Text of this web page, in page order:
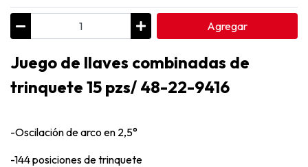
Agregar
Juego de llaves combinadas de
trinquete 15 pzs/ 48-22-9416
-Oscilación de arco en 2,5°
-144 posiciones de trinquete